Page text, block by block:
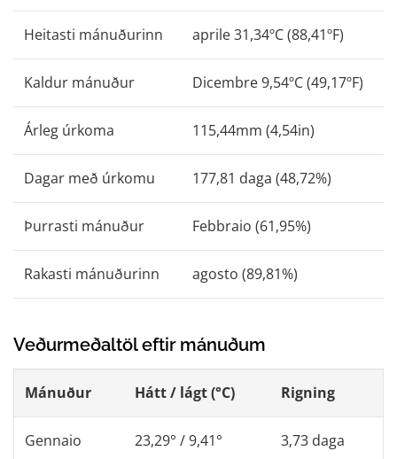
Heitasti mánuðurinn aprile 31,34ºC (88,41ºF)
Kaldur mánuður Dicembre 9,54ºC (49,17ºF)
Árleg úrkoma 115,44mm (4,54in)
Dagar með úrkomu 177,81 daga (48,72%)
Þurrasti mánuður Febbraio (61,95%)
Rakasti mánuðurinn agosto (89,81%)
Veðurmeðaltöl eftir mánuðum
Mánuður Hátt / lágt (°C) Rigning
Gennaio 23,29° / 9,41° 3,73 daga